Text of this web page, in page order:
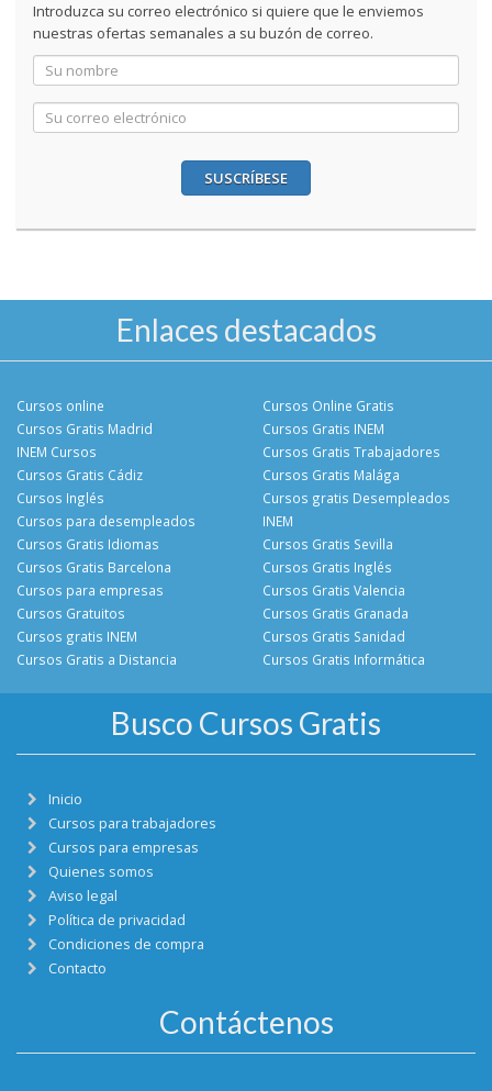
Introduzca su correo electrónico si quiere que le enviemos
nuestras ofertas semanales a su buzón de correo.
SUSCRÍBESE
Enlaces destacados
Cursos online
Cursos Gratis Madrid
INEM Cursos
Cursos Gratis Cádiz
Cursos Online Gratis
Cursos Gratis INEM
Cursos Gratis Trabajadores
Cursos Gratis Malága
Cursos Inglés
Cursos para desempleados
Cursos Gratis Idiomas
Cursos Gratis Barcelona
Cursos gratis Desempleados
INEM
Cursos Gratis Sevilla
Cursos Gratis Inglés
Cursos para empresas
Cursos Gratuitos
Cursos gratis INEM
Cursos Gratis a Distancia
Cursos Gratis Valencia
Cursos Gratis Granada
Cursos Gratis Sanidad
Cursos Gratis Informática
Busco Cursos Gratis
Inicio
Cursos para trabajadores
Cursos para empresas
Quienes somos
Aviso legal
Política de privacidad
Condiciones de compra
Contacto
Contáctenos